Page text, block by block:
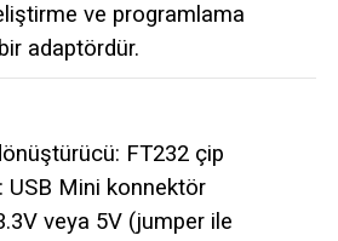
ve programlama
adaptördür.
FT232 çip
USB Mini konnektör
veya 5V (jumper ile